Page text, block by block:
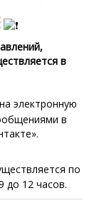
в
электронную
в
по
до 12 часов.